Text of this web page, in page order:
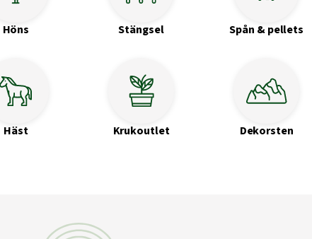
Höns Stängsel Spån & pellets
Häst Krukoutlet Dekorsten